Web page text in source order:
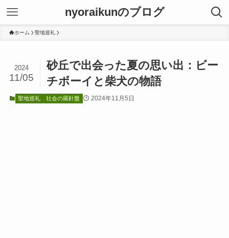
nyoraikunのブログ
ホーム 聖地巡礼
砂丘で出会った夏の思い出：ビー
チボーイと柴犬の物語
2024
11/05
聖地巡礼 社会の羅針盤 2024年11月5日